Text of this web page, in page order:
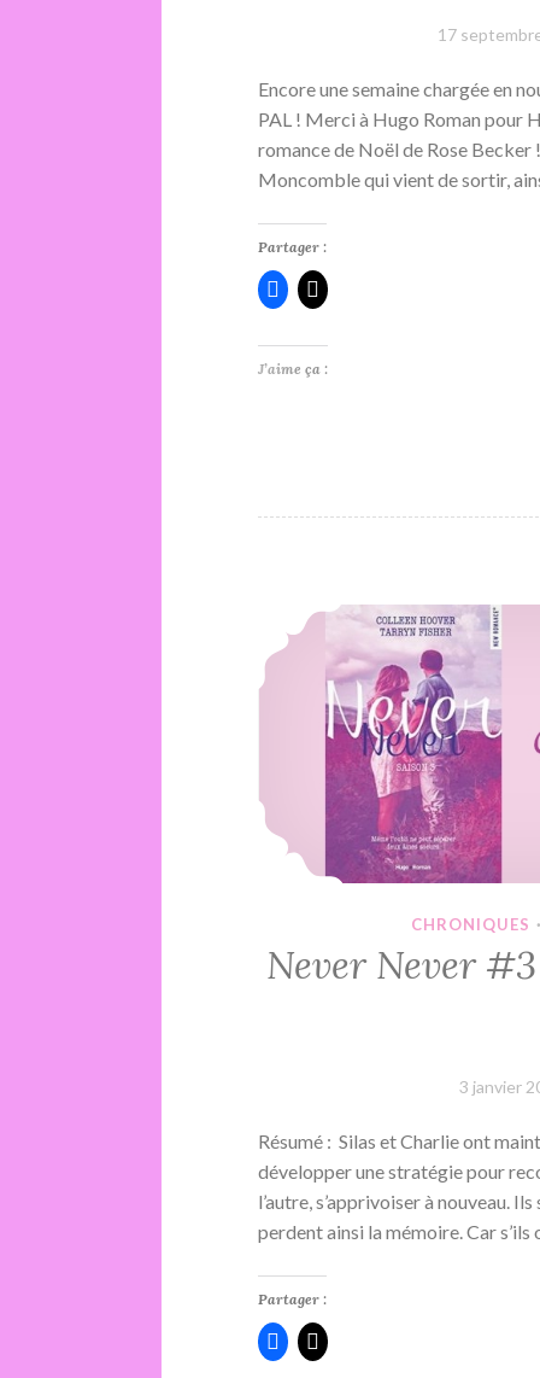
17
Encore une semaine chargée en
PAL ! Merci à Hugo Roman pour
romance de Noël de Rose Becker
Moncomble qui vient de sortir,
Partager :
J’aime ça :
CHRONIQUES
Never Never
3 janvier
Résumé : Silas et Charlie ont
développer une stratégie pour
l’autre, s’apprivoiser à nouveau.
perdent ainsi la mémoire. Car
Partager :